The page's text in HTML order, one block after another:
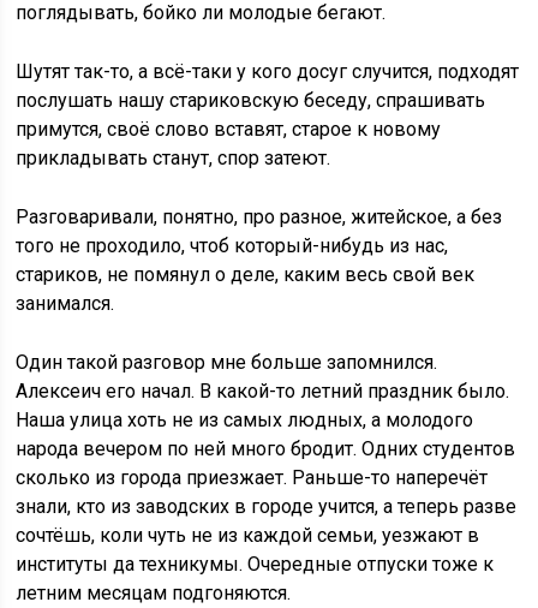
поглядывать, бойко ли молодые бегают.
Шутят так-то, а всё-таки у кого досуг случится, подходят
послушать нашу стариковскую беседу, спрашивать
примутся, своё слово вставят, старое к новому
прикладывать станут, спор затеют.
Разговаривали, понятно, про разное, житейское, а без
того не проходило, чтоб который-нибудь из нас,
стариков, не помянул о деле, каким весь свой век
занимался.
Один такой разговор мне больше запомнился.
Алексеич его начал. В какой-то летний праздник было.
Наша улица хоть не из самых людных, а молодого
народа вечером по ней много бродит. Одних студентов
сколько из города приезжает. Раньше-то наперечёт
знали, кто из заводских в городе учится, а теперь разве
сочтёшь, коли чуть не из каждой семьи, уезжают в
институты да техникумы. Очередные отпуски тоже к
летним месяцам подгоняются.